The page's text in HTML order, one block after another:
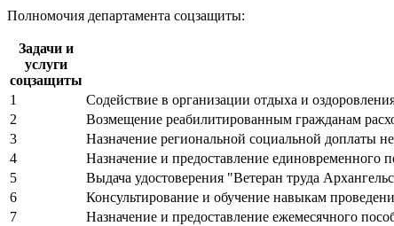
Полномочия департамента соцзащиты:
Задачи и
услуги
соцзащиты
1
Содействие в организации отдыха и
2
Возмещение реабилитированным гражданам
3
Назначение региональной социальной доплаты
4
Назначение и предоставление
5
Выдача удостоверения "Ветеран труда
6
Консультирование и обучение навыкам
7
Назначение и предоставление ежемесячного